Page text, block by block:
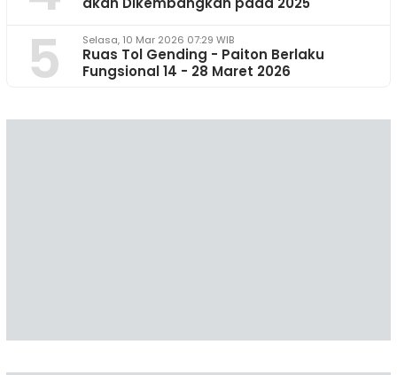
5 Selasa, 10 Mar 2026 07:29 WIB
Ruas Tol Gending - Paiton Berlaku
Fungsional 14 - 28 Maret 2026